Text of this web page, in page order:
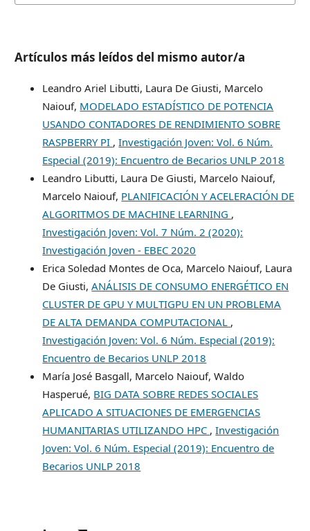
Artículos más leídos del mismo autor/a
Leandro Ariel Libutti, Laura De Giusti, Marcelo
Naiouf, MODELADO ESTADÍSTICO DE POTENCIA
USANDO CONTADORES DE RENDIMIENTO SOBRE
RASPBERRY PI ,Investigación Joven: Vol. 6 Núm.
Especial (2019): Encuentro de Becarios UNLP 2018
Leandro Libutti, Laura De Giusti, Marcelo Naiouf,
Marcelo Naiouf, PLANIFICACIÓN Y ACELERACIÓN DE
ALGORITMOS DE MACHINE LEARNING ,
Investigación Joven: Vol. 7 Núm. 2 (2020):
Investigación Joven - EBEC 2020
Erica Soledad Montes de Oca, Marcelo Naiouf, Laura
De Giusti,ANÁLISIS DE CONSUMO ENERGÉTICO EN
CLUSTER DE GPU Y MULTIGPU EN UN PROBLEMA
DE ALTA DEMANDA COMPUTACIONAL ,
Investigación Joven: Vol. 6 Núm. Especial (2019):
Encuentro de Becarios UNLP 2018
María José Basgall, Marcelo Naiouf, Waldo
Hasperué, BIG DATA SOBRE REDES SOCIALES
APLICADO A SITUACIONES DE EMERGENCIAS
HUMANITARIAS UTILIZANDO HPC ,Investigación
Joven: Vol. 6 Núm. Especial (2019): Encuentro de
Becarios UNLP 2018